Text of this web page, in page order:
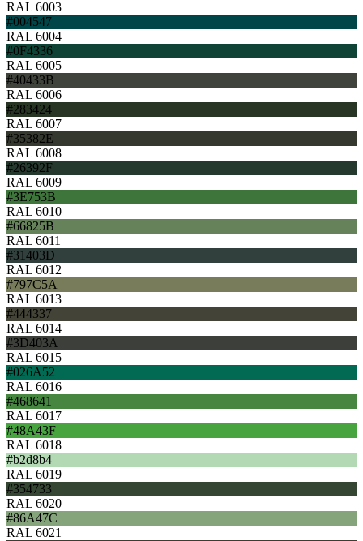
RAL 6003
#004547
RAL 6004
#0F4336
RAL 6005
#40433B
RAL 6006
#283424
RAL 6007
#35382E
RAL 6008
#26392F
RAL 6009
#3E753B
RAL 6010
#66825B
RAL 6011
#31403D
RAL 6012
#797C5A
RAL 6013
#444337
RAL 6014
#3D403A
RAL 6015
#026A52
RAL 6016
#468641
RAL 6017
#48A43F
RAL 6018
#b2d8b4
RAL 6019
#354733
RAL 6020
#86A47C
RAL 6021